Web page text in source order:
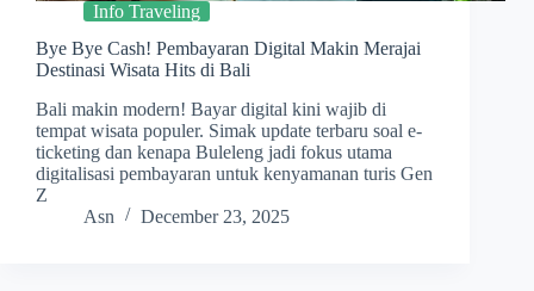
Info Traveling
Bye Bye Cash! Pembayaran Digital Makin Merajai
Destinasi Wisata Hits di Bali
Bali makin modern! Bayar digital kini wajib di
tempat wisata populer. Simak update terbaru soal e-
ticketing dan kenapa Buleleng jadi fokus utama
digitalisasi pembayaran untuk kenyamanan turis Gen
Z
Asn
December 23, 2025